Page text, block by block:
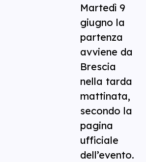
Martedì 9
giugno la
partenza
avviene da
Brescia
nella tarda
mattinata,
secondo la
pagina
ufficiale
dell’evento.